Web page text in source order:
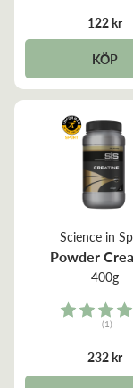
122 kr
KÖP
Science in
Powder
400g
Rating:
(1)
232 kr